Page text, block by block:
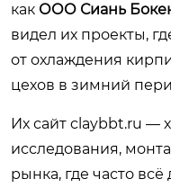
как ООО Сиань
видел их проекты,
от охлаждения
цехов в зимний
Их сайт claybbt.ru —
исследования,
рынка, где часто